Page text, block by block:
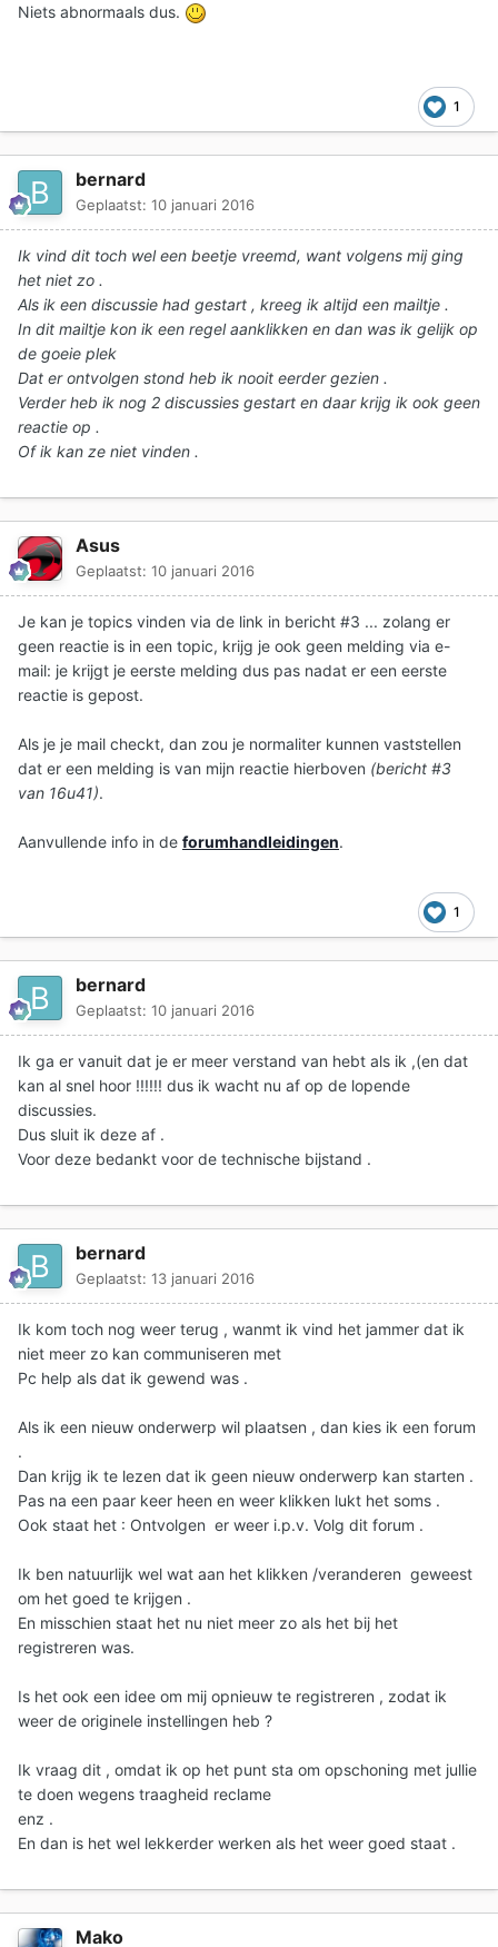
Niets abnormaals dus.
1
bernard
Geplaatst: 10 januari 2016
Ik vind dit toch wel een beetje vreemd, want volgens mij ging
het niet zo .
Als ik een discussie had gestart , kreeg ik altijd een mailtje .
In dit mailtje kon ik een regel aanklikken en dan was ik gelijk op
de goeie plek
Dat er ontvolgen stond heb ik nooit eerder gezien .
Verder heb ik nog 2 discussies gestart en daar krijg ik ook geen
reactie op .
Of ik kan ze niet vinden .
Asus
Geplaatst: 10 januari 2016
Je kan je topics vinden via de link in bericht #3 ... zolang er
geen reactie is in een topic, krijg je ook geen melding via e-
mail: je krijgt je eerste melding dus pas nadat er een eerste
reactie is gepost.
Als je je mail checkt, dan zou je normaliter kunnen vaststellen
dat er een melding is van mijn reactie hierboven (bericht #3
van 16u41).
Aanvullende info in de forumhandleidingen.
1
bernard
Geplaatst: 10 januari 2016
Ik ga er vanuit dat je er meer verstand van hebt als ik ,(en dat
kan al snel hoor !!!!!! dus ik wacht nu af op de lopende
discussies.
Dus sluit ik deze af .
Voor deze bedankt voor de technische bijstand .
bernard
Geplaatst: 13 januari 2016
Ik kom toch nog weer terug , wanmt ik vind het jammer dat ik
niet meer zo kan communiseren met
Pc help als dat ik gewend was .
Als ik een nieuw onderwerp wil plaatsen , dan kies ik een forum
.
Dan krijg ik te lezen dat ik geen nieuw onderwerp kan starten .
Pas na een paar keer heen en weer klikken lukt het soms .
Ook staat het : Ontvolgen er weer i.p.v. Volg dit forum .
Ik ben natuurlijk wel wat aan het klikken /veranderen geweest
om het goed te krijgen .
En misschien staat het nu niet meer zo als het bij het
registreren was.
Is het ook een idee om mij opnieuw te registreren , zodat ik
weer de originele instellingen heb ?
Ik vraag dit , omdat ik op het punt sta om opschoning met jullie
te doen wegens traagheid reclame
enz .
En dan is het wel lekkerder werken als het weer goed staat .
Mako